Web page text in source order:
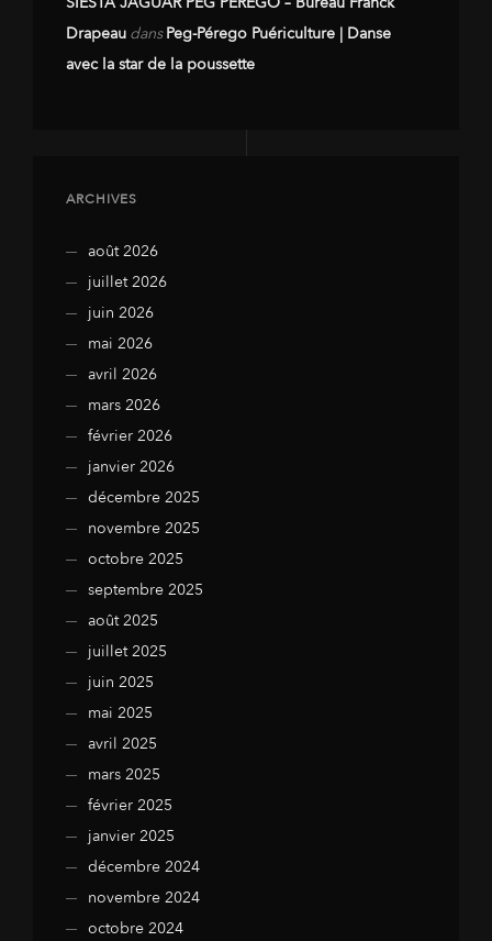
Drapeau dansPeg-Pérego Puériculture | Danse
avec la star de la poussette
ARCHIVES
août 2026
juillet 2026
juin 2026
mai 2026
avril 2026
mars 2026
février 2026
janvier 2026
décembre 2025
novembre 2025
octobre 2025
septembre 2025
août 2025
juillet 2025
juin 2025
mai 2025
avril 2025
mars 2025
février 2025
janvier 2025
décembre 2024
novembre 2024
octobre 2024